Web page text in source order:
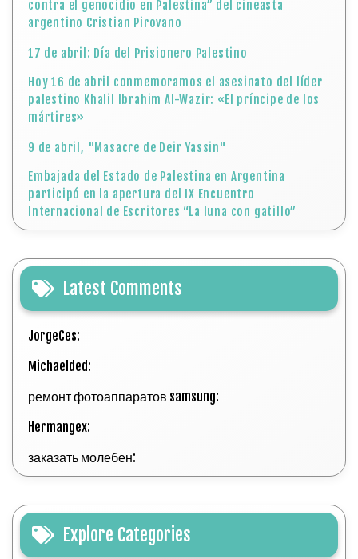
contra el genocidio en Palestina” del cineasta
argentino Cristian Pirovano
17 de abril: Día del Prisionero Palestino
Hoy 16 de abril conmemoramos el asesinato del líder
palestino Khalil Ibrahim Al-Wazir: «El príncipe de los
mártires»
9 de abril, "Masacre de Deir Yassin"
Embajada del Estado de Palestina en Argentina
participó en la apertura del IX Encuentro
Internacional de Escritores “La luna con gatillo”
Latest Comments
JorgeCes:
Michaelded:
ремонт фотоаппаратов samsung:
Hermangex:
заказать молебен:
Explore Categories